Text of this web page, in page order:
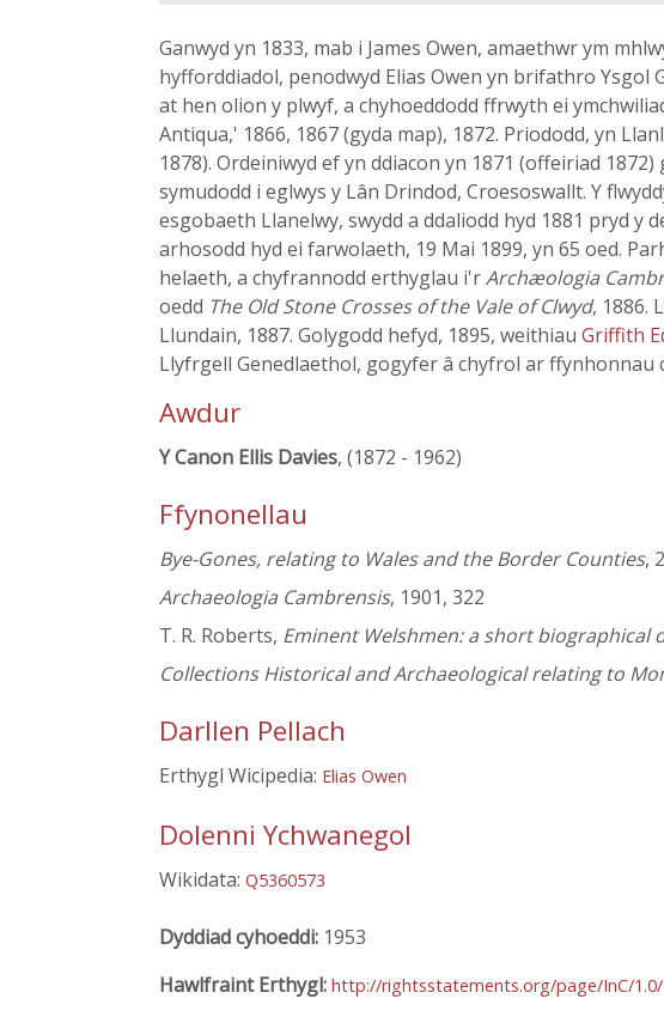
Ganwyd yn 1833, mab i James Owen, amaethwr ym
hyfforddiadol, penodwyd Elias Owen yn brifathro Ysgol
at hen olion y plwyf, a chyhoeddodd ffrwyth ei
Antiqua,' 1866, 1867 (gyda map), 1872. Priododd, yn
1878). Ordeiniwyd ef yn ddiacon yn 1871 (offeiriad
symudodd i eglwys y Lân Drindod, Croesoswallt. Y
esgobaeth Llanelwy, swydd a ddaliodd hyd 1881 pryd
arhosodd hyd ei farwolaeth, 19 Mai 1899, yn 65 oed.
helaeth, a chyfrannodd erthyglau i'rArchæologia
oedd The Old Stone Crosses of the Vale of Clwyd, 1886.
Llundain, 1887. Golygodd hefyd, 1895, weithiau Griffith
Llyfrgell Genedlaethol, gogyfer â chyfrol ar ffynhonnau
Awdur
Y Canon Ellis Davies, (1872 - 1962)
Ffynonellau
Bye-Gones, relating to Wales and the Border Counties,
Archaeologia Cambrensis, 1901, 322
T. R. Roberts, Eminent Welshmen: a short
Collections Historical and Archaeological relating to
Darllen Pellach
Erthygl Wicipedia: Elias Owen
Dolenni Ychwanegol
Wikidata: Q5360573
Dyddiad cyhoeddi: 1953
Hawlfraint Erthygl: http://rightsstatements.org/page/InC/1.0/